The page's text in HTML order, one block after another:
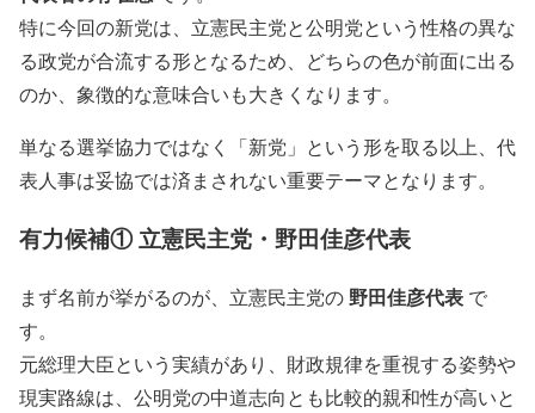
特に今回の新党は、立憲民主党と公明党という性格の異な
る政党が合流する形となるため、どちらの色が前面に出る
のか、象徴的な意味合いも大きくなります。
単なる選挙協力ではなく「新党」という形を取る以上、代
表人事は妥協では済まされない重要テーマとなります。
有力候補① 立憲民主党・野田佳彦代表
まず名前が挙がるのが、立憲民主党の野田佳彦代表 で
す。
元総理大臣という実績があり、財政規律を重視する姿勢や
現実路線は、公明党の中道志向とも比較的親和性が高いと